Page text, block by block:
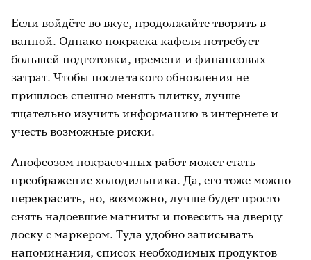
Если войдёте во вкус, продолжайте творить в
ванной. Однако покраска кафеля потребует
большей подготовки, времени и финансовых
затрат. Чтобы после такого обновления не
пришлось спешно менять плитку, лучше
тщательно изучить информацию в интернете и
учесть возможные риски.
Апофеозом покрасочных работ может стать
преображение холодильника. Да, его тоже можно
перекрасить, но, возможно, лучше будет просто
снять надоевшие магниты и повесить на дверцу
доску с маркером. Туда удобно записывать
напоминания, список необходимых продуктов